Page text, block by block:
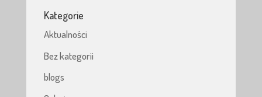
Kategorie
Aktualności
Bez kategorii
blogs